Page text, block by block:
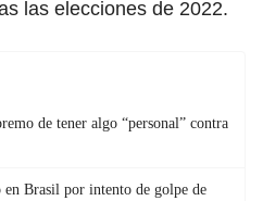
las elecciones de 2022.
de tener algo “personal” contra
en Brasil por intento de golpe de